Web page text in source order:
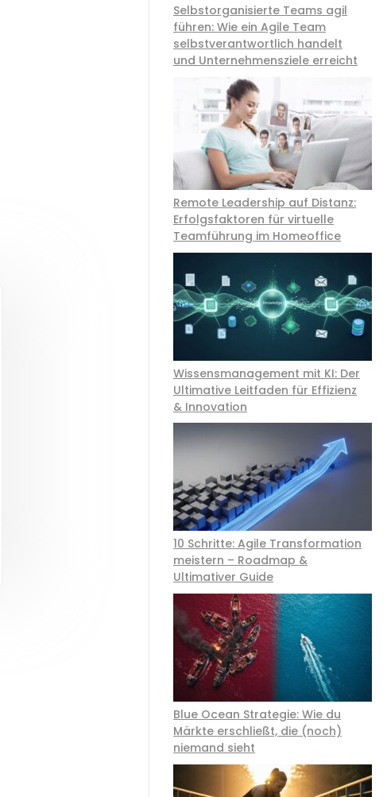
Selbstorganisierte Teams agil
führen: Wie ein Agile Team
selbstverantwortlich handelt
und Unternehmensziele erreicht
Remote Leadership auf Distanz:
Erfolgsfaktoren für virtuelle
Teamführung im Homeoffice
Wissensmanagement mit KI: Der
Ultimative Leitfaden für Effizienz
& Innovation
10 Schritte: Agile Transformation
meistern – Roadmap &
Ultimativer Guide
Blue Ocean Strategie: Wie du
Märkte erschließt, die (noch)
niemand sieht
Kontakt
Termine